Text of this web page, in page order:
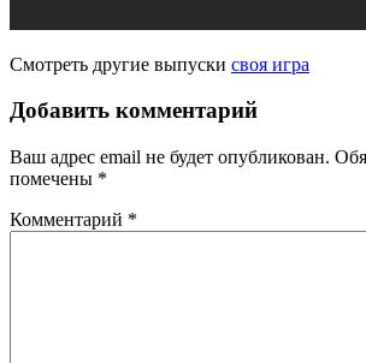
Смотреть другие выпуски своя игра
Добавить комментарий
Ваш адрес email не будет опубликован.
помечены *
Комментарий *